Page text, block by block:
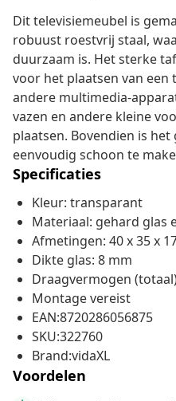
Dit televisiemeubel is
robuust roestvrij staal,
duurzaam is. Het sterke
voor het plaatsen van een
andere multimedia-
vazen en andere kleine
plaatsen. Bovendien is
eenvoudig schoon te
Specificaties
Kleur: transparant
Materiaal: gehard glas
Afmetingen: 40 x 35 x
Dikte glas: 8 mm
Draagvermogen
Montage vereist
EAN:8720286056875
SKU:322760
Brand:vidaXL
Voordelen